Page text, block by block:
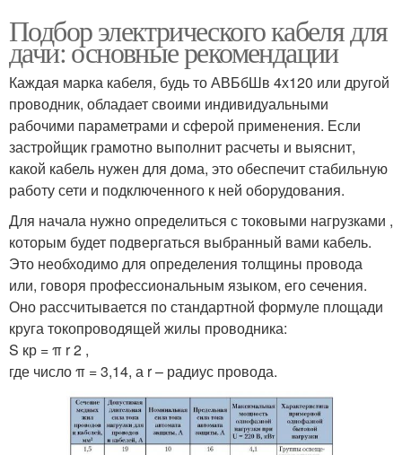
Подбор электрического кабеля для
дачи: основные рекомендации
Каждая марка кабеля, будь то АВБбШв 4х120 или другой
проводник, обладает своими индивидуальными
рабочими параметрами и сферой применения. Если
застройщик грамотно выполнит расчеты и выяснит,
какой кабель нужен для дома, это обеспечит стабильную
работу сети и подключенного к ней оборудования.
Для начала нужно определиться с токовыми нагрузками ,
которым будет подвергаться выбранный вами кабель.
Это необходимо для определения толщины провода
или, говоря профессиональным языком, его сечения.
Оно рассчитывается по стандартной формуле площади
круга токопроводящей жилы проводника:
S кр = π r 2 ,
где число π = 3,14, а r – радиус провода.